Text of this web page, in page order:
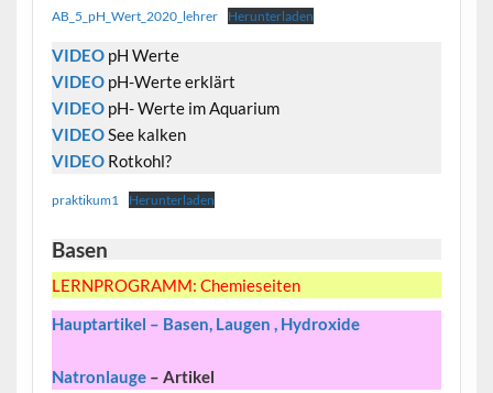
AB_5_pH_Wert_2020_lehrer
Herunterladen
VIDEOpH Werte
VIDEOpH-Werte erklärt
VIDEOpH- Werte im Aquarium
VIDEOSee kalken
VIDEORotkohl?
praktikum1 Herunterladen
Basen
LERNPROGRAMM: Chemieseiten
Hauptartikel – Basen, Laugen , Hydroxide
Natronlauge– Artikel